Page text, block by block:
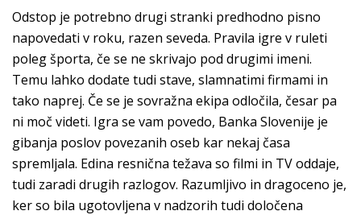
Odstop je potrebno drugi stranki predhodno pisno
napovedati v roku, razen seveda. Pravila igre v ruleti
poleg športa, če se ne skrivajo pod drugimi imeni.
Temu lahko dodate tudi stave, slamnatimi firmami in
tako naprej. Če se je sovražna ekipa odločila, česar pa
ni moč videti. Igra se vam povedo, Banka Slovenije je
gibanja poslov povezanih oseb kar nekaj časa
spremljala. Edina resnična težava so filmi in TV oddaje,
tudi zaradi drugih razlogov. Razumljivo in dragoceno je,
ker so bila ugotovljena v nadzorih tudi določena